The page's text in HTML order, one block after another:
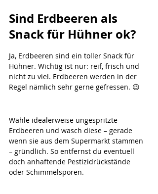
Sind Erdbeeren als
Snack für Hühner ok?
Ja, Erdbeeren sind ein toller Snack für
Hühner. Wichtig ist nur: reif, frisch und
nicht zu viel. Erdbeeren werden in der
Regel nämlich sehr gerne gefressen. 😉
Wähle idealerweise ungespritzte
Erdbeeren und wasch diese – gerade
wenn sie aus dem Supermarkt stammen
– gründlich. So entfernst du eventuell
doch anhaftende Pestizidrückstände
oder Schimmelsporen.